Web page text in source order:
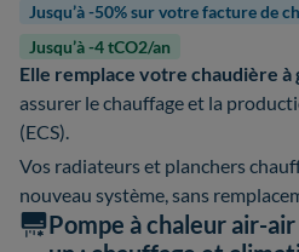
Jusqu’à -50% sur votre facture de
Jusqu’à -4 tCO2/an
Elle remplace votre chaudière à
assurer le chauffage et la
(ECS).
Vos radiateurs et planchers
nouveau système, sans
Pompe à chaleur air-